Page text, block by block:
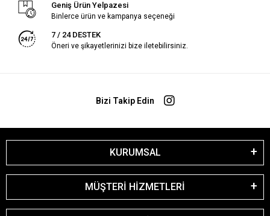
Geniş Ürün Yelpazesi
Binlerce ürün ve kampanya seçeneği
7 / 24 DESTEK
Öneri ve şikayetlerinizi bize iletebilirsiniz.
Bizi Takip Edin
KURUMSAL
MÜŞTERİ HİZMETLERİ